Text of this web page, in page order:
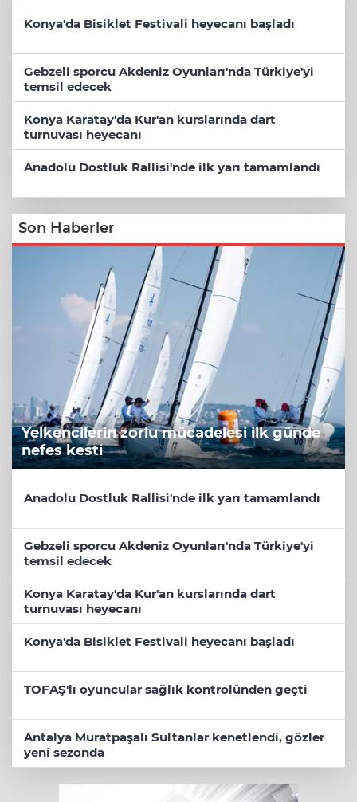
Konya'da Bisiklet Festivali heyecanı başladı
Gebzeli sporcu Akdeniz Oyunları'nda Türkiye'yi
temsil edecek
Konya Karatay'da Kur'an kurslarında dart
turnuvası heyecanı
Anadolu Dostluk Rallisi'nde ilk yarı tamamlandı
Son Haberler
Yelkencilerin zorlu mücadelesi ilk günde
nefes kesti
Anadolu Dostluk Rallisi'nde ilk yarı tamamlandı
Gebzeli sporcu Akdeniz Oyunları'nda Türkiye'yi
temsil edecek
Konya Karatay'da Kur'an kurslarında dart
turnuvası heyecanı
Konya'da Bisiklet Festivali heyecanı başladı
TOFAŞ'lı oyuncular sağlık kontrolünden geçti
Antalya Muratpaşalı Sultanlar kenetlendi, gözler
yeni sezonda